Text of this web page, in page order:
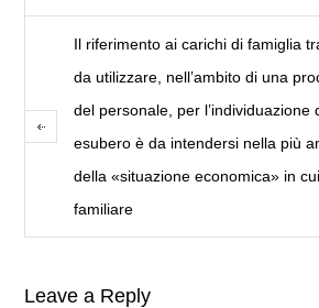
Il riferimento ai carichi di famiglia
da utilizzare, nell’ambito di una
del personale, per l’individuazione
esubero è da intendersi nella più
della «situazione economica» in
familiare
Leave a Reply